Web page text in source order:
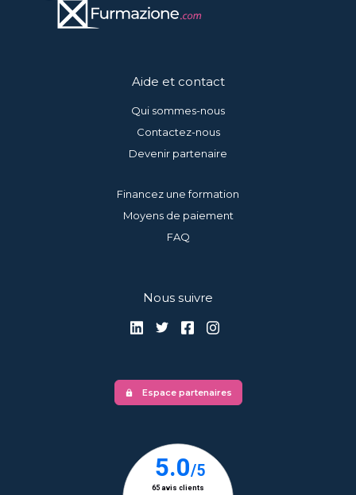
Aide et contact
Qui sommes-nous
Contactez-nous
Devenir partenaire
Financez une formation
Moyens de paiement
FAQ
Nous suivre
lock Espace partenaires